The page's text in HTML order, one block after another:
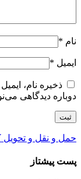
نام *
ایمیل *
ذخیره نام،
دوباره دیدگاهی
حمل و نقل و تحویل
پست پیشتاز